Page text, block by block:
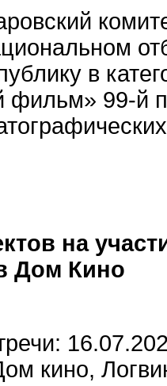
в
фильм» 99-й
на
Дом Кино
кино,